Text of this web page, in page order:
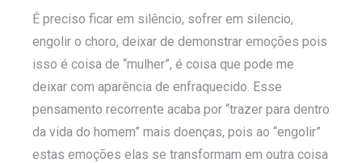
É preciso ficar em silêncio, sofrer em silencio,
engolir o choro, deixar de demonstrar emoções pois
isso é coisa de “mulher”, é coisa que pode me
deixar com aparência de enfraquecido. Esse
pensamento recorrente acaba por “trazer para dentro
da vida do homem” mais doenças, pois ao “engolir”
estas emoções elas se transformam em outra coisa